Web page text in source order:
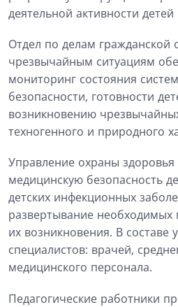
деятельной активности
Отдел по делам гражданской
чрезвычайным ситуациям
мониторинг состояния
безопасности, готовности
возникновению
техногенного и природного
Управление охраны здоровья
медицинскую безопасность
детских инфекционных
развертывание необходимых
их возникновения. В составе
специалистов: врачей,
медицинского персонала.
Педагогические работники